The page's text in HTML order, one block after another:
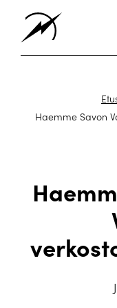
Haemme Savon